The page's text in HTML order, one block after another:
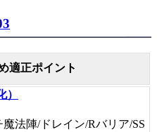
適正ポイント
法陣/ドレイン/Rバリア/SS